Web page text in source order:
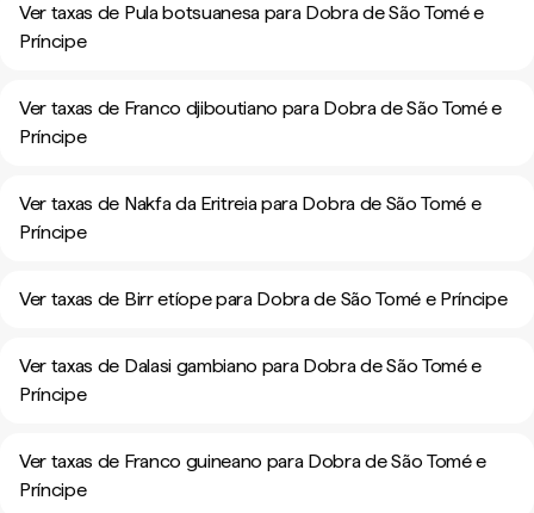
Ver taxas de Pula botsuanesa para Dobra de São Tomé e
Príncipe
Ver taxas de Franco djiboutiano para Dobra de São Tomé e
Príncipe
Ver taxas de Nakfa da Eritreia para Dobra de São Tomé e
Príncipe
Ver taxas de Birr etíope para Dobra de São Tomé e Príncipe
Ver taxas de Dalasi gambiano para Dobra de São Tomé e
Príncipe
Ver taxas de Franco guineano para Dobra de São Tomé e
Príncipe